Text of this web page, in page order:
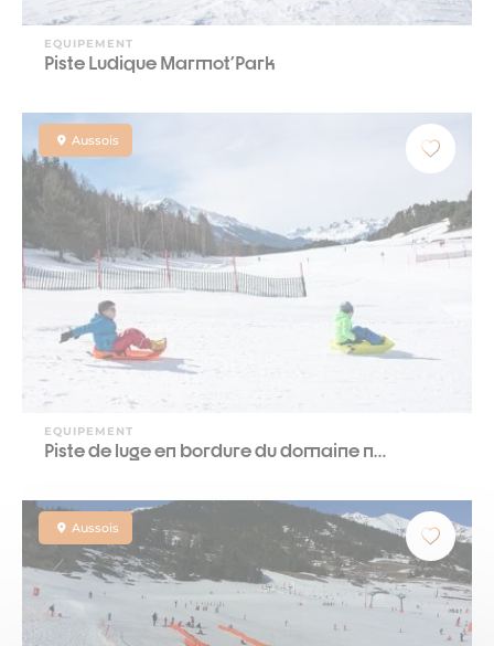
EQUIPEMENT
Piste Ludique Marmot'Park
Aussois
EQUIPEMENT
Piste de luge en bordure du domaine n…
Aussois